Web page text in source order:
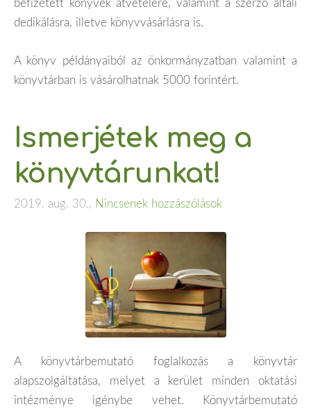
dedikálásra, illetve könyvvásárlásra is.
A könyv példányaiból az önkormányzatban valamint a
könyvtárban is vásárolhatnak 5000 forintért.
Ismerjétek meg a
könyvtárunkat!
2019. aug. 30., Nincsenek hozzászólások
A könyvtárbemutató foglalkozás a könyvtár
alapszolgáltatása, melyet a kerület minden oktatási
intézménye igénybe vehet. Könyvtárbemutató